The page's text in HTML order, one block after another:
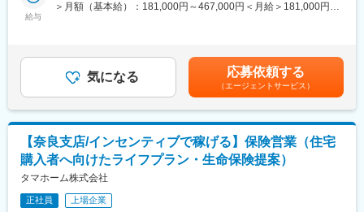
■同社の魅力：
アメリカを訪れたときに感じたこの想いこそ、タマホームの原点
です。同社は「HAPPY Life HAPPY Home タマホーム」のCMで
おなじみの低価格良質住宅市場のリーディングカンパニーです。
低価格×良品質が同社の強みであり、独自の流通／調達／工事を導
入したことで一般的な住宅坪単価の約半分の値段を実現していま
す。さらに住宅性能も7項目中6項目が最高等級を取得し、低価格
×良品質の注文住宅を実現しています。
変更の範囲：本文参照
・お客様ニーズに合わせた住宅ローンのご提案
・同社で建築されたお客様へ火災保険の販売および住宅営業担当
者の販売支援（火災保険は基本的には住宅営業担当者が販売致し
社の乗合代理店のため複数の商品から厳選してご提案が可能で
す）
■業務の特徴：
金融部FP担当は住宅購入時に上記の金融サービスの提供を通じ、
お客様へ安心を提供し一生涯のパートナーとしてお客様満足度の
給与
＞月額（基本給）：181,000円～467,000円＜月給＞181,000円～
す。■昇給：年1回（6月）■賞与：年2回（6、12月）※業績連動型
賃金はあくまでも目安の金額であり、選考を通じて上下する可能
性があります。月給(月額)は固定手当を含めた表記です。
気になる 応募依頼する
（エージェントサービス）
【奈良支店/インセンティブで稼げる】保険営業（住宅
購入者へ向けたライフプラン・生命保険提案）
タマホーム株式会社
正社員 上場企業